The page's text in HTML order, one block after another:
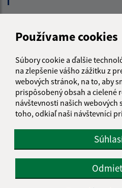
Používame cookies
Súbory cookie a ďalšie
na zlepšenie vášho zážitku z
webových stránok, na to, aby
prispôsobený obsah a cielené
návštevnosti našich
toho, odkiaľ naši návštevníci
Davidov
093 03 Vranov
+421 574